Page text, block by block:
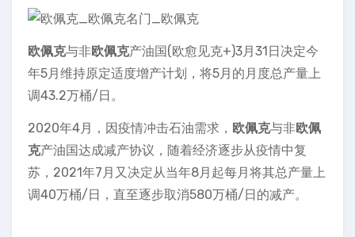
欧佩克与非欧佩克产油国(欧愈见克+)3月31日决定今
年5月维持原定适度增产计划，将5月的月度总产量上
调43.2万桶/日。
2020年4月，因疫情冲击石油需求， 欧佩克与非欧佩
克产油国达成减产协议，随着经济逐步从疫情中复
苏，2021年7月又决定从当年8月起每月将其总产量上
调40万桶/日，直至逐步取消580万桶/日的减产。